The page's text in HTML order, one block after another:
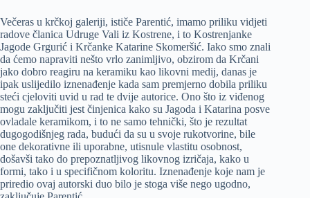
Večeras u krčkoj galeriji, ističe Parentić, imamo priliku vidjeti
radove članica Udruge Vali iz Kostrene, i to Kostrenjanke
Jagode Grgurić i Krčanke Katarine Skomeršić. Iako smo znali
da ćemo napraviti nešto vrlo zanimljivo, obzirom da Krčani
jako dobro reagiru na keramiku kao likovni medij, danas je
ipak uslijedilo iznenađenje kada sam premjerno dobila priliku
steći cjeloviti uvid u rad te dvije autorice. Ono što iz viđenog
mogu zaključiti jest činjenica kako su Jagoda i Katarina posve
ovladale keramikom, i to ne samo tehnički, što je rezultat
dugogodišnjeg rada, budući da su u svoje rukotvorine, bile
one dekorativne ili uporabne, utisnule vlastitu osobnost,
došavši tako do prepoznatljivog likovnog izričaja, kako u
formi, tako i u specifičnom koloritu. Iznenađenje koje nam je
priredio ovaj autorski duo bilo je stoga više nego ugodno,